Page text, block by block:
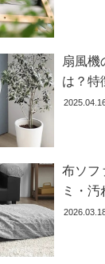
扇風機
は？特
が良い
布ソフ
ミ・
【自分